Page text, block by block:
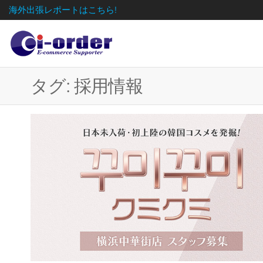
海外出張レポートはこちら!
株式会
日
タグ: 採用情報